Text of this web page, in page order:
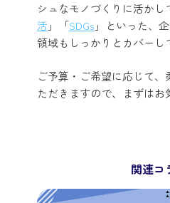
シュなモノづくりに活かし
活 」「SDGs 」といった、
領域もしっかりとカバーし
ご予算・ご希望に応じて
ただきますので、まずはお
関連コ